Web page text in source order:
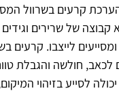
קרעים בשרוול
קבוצה של שרירים
לייצבו. קרעים
לכאב, חולשה והגבלת
לסייע בזיהוי